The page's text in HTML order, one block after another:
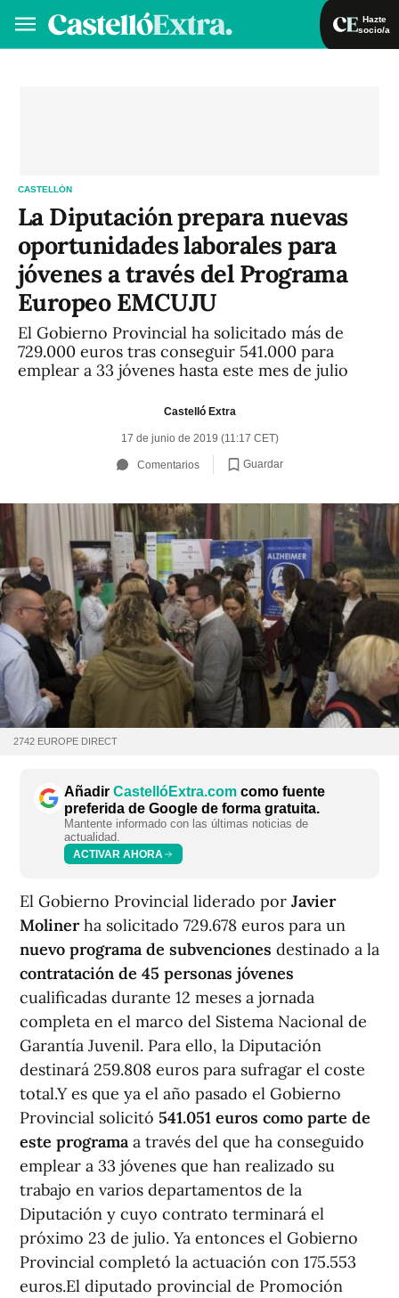
Hazte
socio/a
CASTELLÓN
La Diputación prepara nuevas
oportunidades laborales para
jóvenes a través del Programa
Europeo EMCUJU
El Gobierno Provincial ha solicitado más de
729.000 euros tras conseguir 541.000 para
emplear a 33 jóvenes hasta este mes de julio
Castelló Extra
17 de junio de 2019 (11:17 CET)
Comentarios Guardar
2742 EUROPE DIRECT
Añadir CastellóExtra.com como fuente
preferida de Google de forma gratuita.
Mantente informado con las últimas noticias de
actualidad.
ACTIVAR AHORA
El Gobierno Provincial liderado por Javier
Molinerha solicitado 729.678 euros para un
nuevo programa de subvenciones destinado a la
contratación de 45 personas jóvenes
cualificadas durante 12 meses a jornada
completa en el marco del Sistema Nacional de
Garantía Juvenil. Para ello, la Diputación
destinará 259.808 euros para sufragar el coste
total.Y es que ya el año pasado el Gobierno
Provincial solicitó 541.051 euros como parte de
este programa a través del que ha conseguido
emplear a 33 jóvenes que han realizado su
trabajo en varios departamentos de la
Diputación y cuyo contrato terminará el
próximo 23 de julio. Ya entonces el Gobierno
Provincial completó la actuación con 175.553
euros.El diputado provincial de Promoción